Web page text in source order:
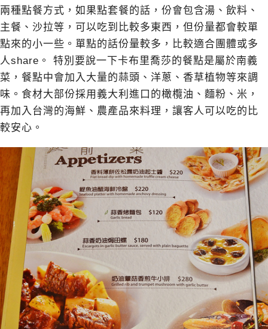
兩種點餐方式，如果點套餐的話，份會包含湯、飲料、
主餐、沙拉等，可以吃到比較多東西，但份量都會較單
點來的小一些。單點的話份量較多，比較適合團體或多
人share。 特別要說一下卡布里喬莎的餐點是屬於南義
菜，餐點中會加入大量的蒜頭、洋蔥、香草植物等來調
味。食材大部份採用義大利進口的橄欖油、麵粉、米，
再加入台灣的海鮮、農產品來料理，讓客人可以吃的比
較安心。